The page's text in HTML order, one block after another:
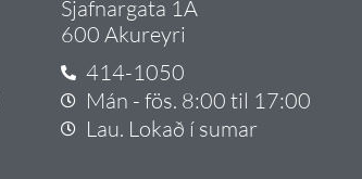
Sjafnargata 1A
600 Akureyri
414-1050
Mán - fös. 8:00 til 17:00
Lau. Lokað í sumar